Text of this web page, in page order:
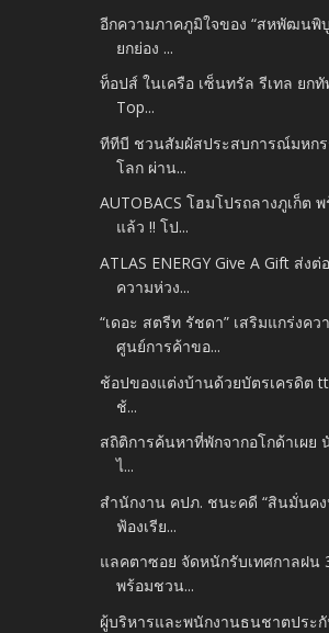
อีกความภาคภูมิใจของ “สหพัฒนพิ
ยกย่อง ...
ท็อปส์ ในเครือ เซ็นทรัล รีเทล ยก
Top...
ทีทีบี ชวนสัมผัสประสบการณ์มหก
โลก ผ่าน...
AUTOBACS โฮมโปรถลางภูเก็ต
แล้ว !! โป...
ATLAS ENERGY Give A Gift ส่ง
ความห่วง...
“เดอะ สตรีท รัชดา” เสริมแกร่งคว
ศูนย์การค้าขอ...
ช้อปของแต่งบ้านด้วยบัตรเครดิต
ช้...
สถิติการค้นหาที่พักจากอโกด้าเผย
ไ...
สำนักงาน คปภ. ชนะคดี “สินมั่นคง
ฟ้องเรีย...
แลคตาซอย จัดหนักรับเทศกาลฝน
พร้อมชวน...
ผู้บริหารและพนักงานธนชาตประ